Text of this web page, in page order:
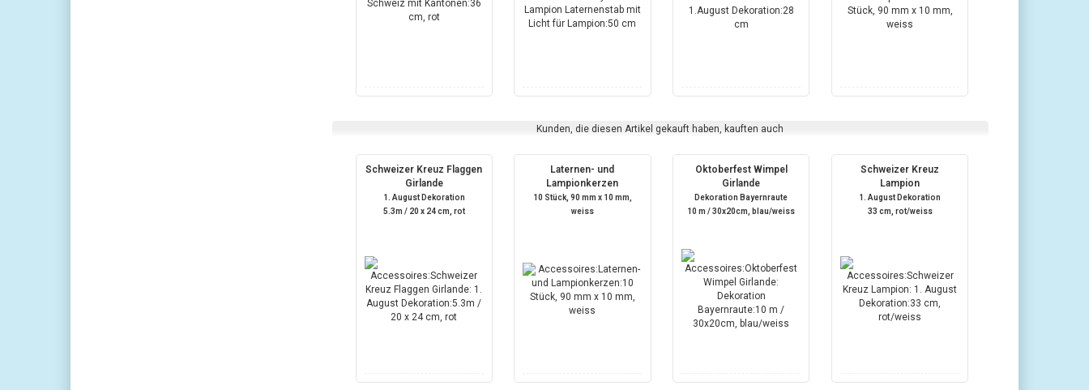
Kunden, die diesen Artikel gekauft haben, kauften auch
Schweizer Kreuz Flaggen
Girlande
1. August Dekoration
5.3m / 20 x 24 cm, rot
Laternen- und
Lampionkerzen
10 Stück, 90 mm x 10 mm,
weiss
Oktoberfest Wimpel
Girlande
Dekoration Bayernraute
10 m / 30x20cm, blau/weiss
Schweizer Kreuz
Lampion
1. August Dekoration
33 cm, rot/weiss